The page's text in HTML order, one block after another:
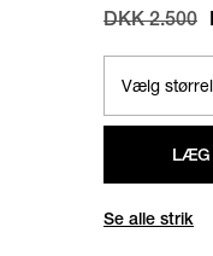
STRIK
DKK 2.500
LÆG
Se alle strik